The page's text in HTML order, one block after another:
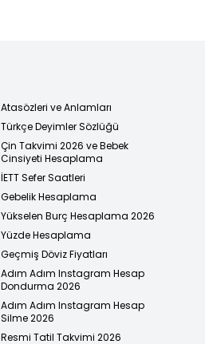
Atasözleri ve Anlamları
Türkçe Deyimler Sözlüğü
Çin Takvimi 2026 ve Bebek
Cinsiyeti Hesaplama
İETT Sefer Saatleri
Gebelik Hesaplama
Yükselen Burç Hesaplama 2026
Yüzde Hesaplama
Geçmiş Döviz Fiyatları
Adım Adım Instagram Hesap
Dondurma 2026
Adım Adım Instagram Hesap
Silme 2026
Resmi Tatil Takvimi 2026